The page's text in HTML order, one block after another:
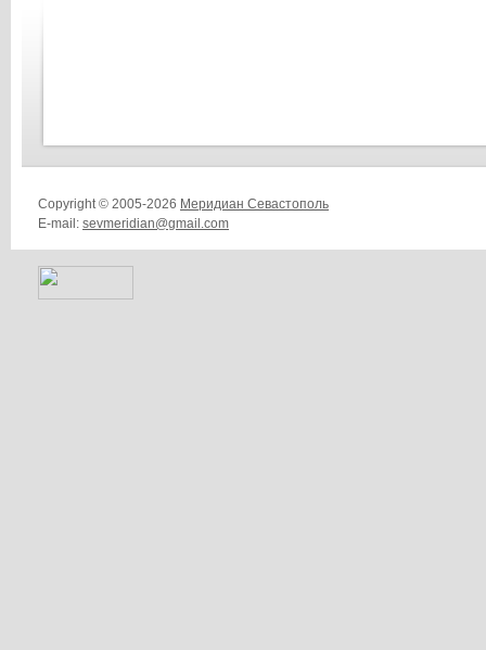
Copyright © 2005-2026 Меридиан Севастополь
E-mail: sevmeridian@gmail.com